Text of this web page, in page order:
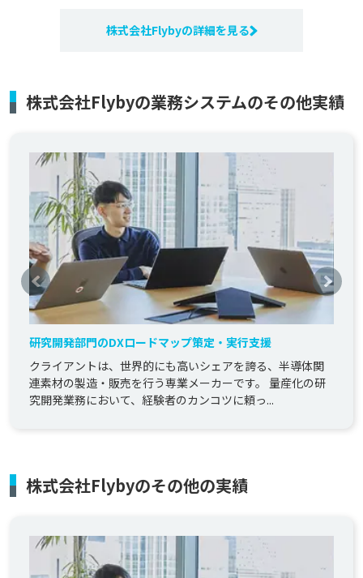
株式会社Flybyの詳細を見る
株式会社Flybyの業務システムのその他実績
研究開発部門のDXロードマップ策定・実行支援
クライアントは、世界的にも高いシェアを誇る、半導体関
連素材の製造・販売を行う専業メーカーです。 量産化の研
究開発業務において、経験者のカンコツに頼っ...
株式会社Flybyのその他の実績